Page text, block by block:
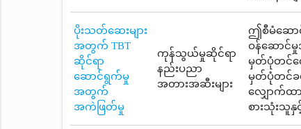
ပိုးသတ်ဆေးများ
အတွက် TBT
ဆိုင်ရာ
ဆောင်ရွက်မှု
အတွက်
အကဲဖြတ်မှု
ကုန်သွယ်မှုဆိုင်ရာ
နည်းပညာ
အတားအဆီးများ
ဤစီမံဆောင်
ဝန်ဆောင်မှု
မှတ်ပုံတင်လ
မှတ်ပုံတင်ခ
လျှောက်ထ
စားသုံးသူ